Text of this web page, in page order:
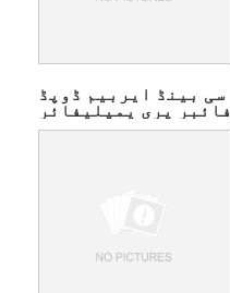
سی بینڈ ایربیم ڈوپڈ
فائبر پری یمپلیفائر
ماڈیول